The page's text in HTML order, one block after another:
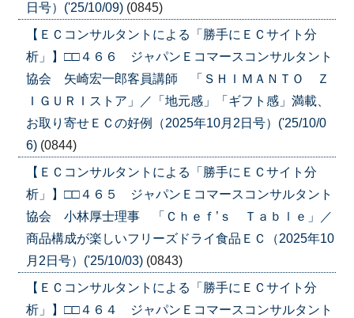
日号）('25/10/09) (0845)
【ＥＣコンサルタントによる「勝手にＥＣサイト分
析」】□□４６６ ジャパンＥコマースコンサルタント
協会 矢崎宏一郎客員講師 「ＳＨＩＭＡＮＴＯ Ｚ
ＩＧＵＲＩストア」／「地元感」「ギフト感」満載、
お取り寄せＥＣの好例（2025年10月2日号）('25/10/0
6) (0844)
【ＥＣコンサルタントによる「勝手にＥＣサイト分
析」】□□４６５ ジャパンＥコマースコンサルタント
協会 小林厚士理事 「Ｃｈｅｆ’ｓ Ｔａｂｌｅ」／
商品構成が楽しいフリーズドライ食品ＥＣ（2025年10
月2日号）('25/10/03) (0843)
【ＥＣコンサルタントによる「勝手にＥＣサイト分
析」】□□４６４ ジャパンＥコマースコンサルタント